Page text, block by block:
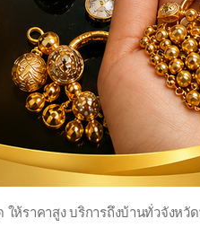
ห้ราคาสูง บริการถึงบ้านทั่วจังหวัด